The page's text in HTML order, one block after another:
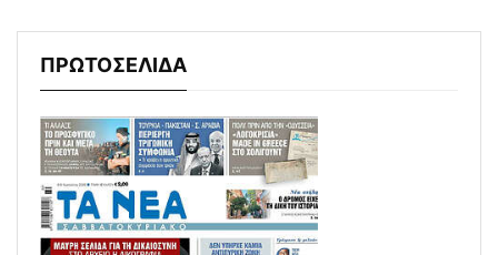
ΠΡΩΤΟΣΕΛΙΔΑ